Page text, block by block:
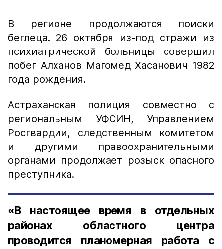
В регионе продолжаются поиски
беглеца. 26 октября из-под стражи из
психиатрической больницы совершил
побег Алханов Магомед Хасанович 1982
года рождения.
Астраханская полиция совместно с
региональным УФСИН, Управлением
Росгвардии, следственным комитетом
и другими правоохранительными
органами продолжает розыск опасного
преступника.
«В настоящее время в отдельных
районах областного центра
проводится планомерная работа с